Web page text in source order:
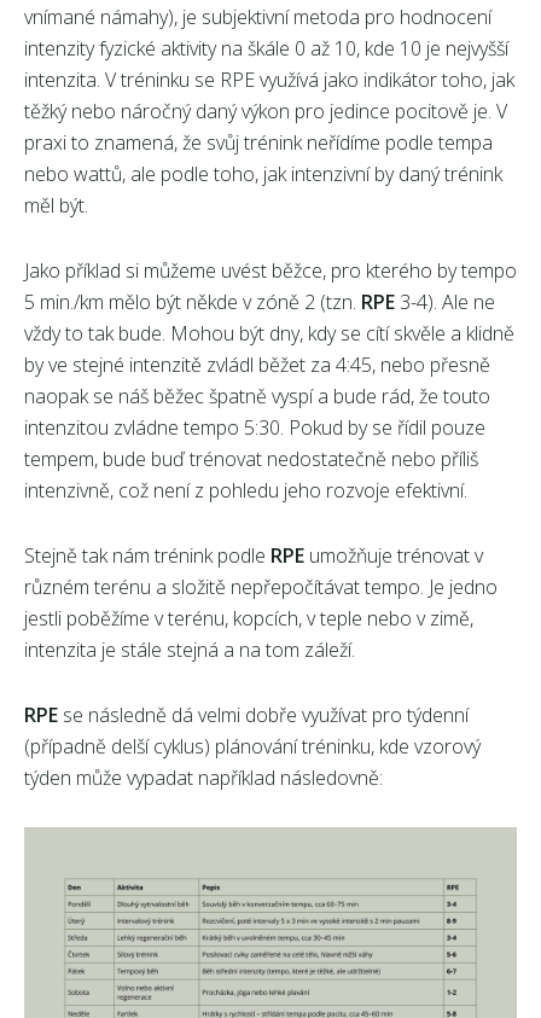
vnímané námahy), je subjektivní metoda pro hodnocení
intenzity fyzické aktivity na škále 0 až 10, kde 10 je nejvyšší
intenzita. V tréninku se RPE využívá jako indikátor toho, jak
těžký nebo náročný daný výkon pro jedince pocitově je. V
praxi to znamená, že svůj trénink neřídíme podle tempa
nebo wattů, ale podle toho, jak intenzivní by daný trénink
měl být.
Jako příklad si můžeme uvést běžce, pro kterého by tempo
5 min./km mělo být někde v zóně 2 (tzn. RPE 3-4). Ale ne
vždy to tak bude. Mohou být dny, kdy se cítí skvěle a klidně
by ve stejné intenzitě zvládl běžet za 4:45, nebo přesně
naopak se náš běžec špatně vyspí a bude rád, že touto
intenzitou zvládne tempo 5:30. Pokud by se řídil pouze
tempem, bude buď trénovat nedostatečně nebo příliš
intenzivně, což není z pohledu jeho rozvoje efektivní.
Stejně tak nám trénink podle RPE umožňuje trénovat v
různém terénu a složitě nepřepočítávat tempo. Je jedno
jestli poběžíme v terénu, kopcích, v teple nebo v zimě,
intenzita je stále stejná a na tom záleží.
RPE se následně dá velmi dobře využívat pro týdenní
(případně delší cyklus) plánování tréninku, kde vzorový
týden může vypadat například následovně: